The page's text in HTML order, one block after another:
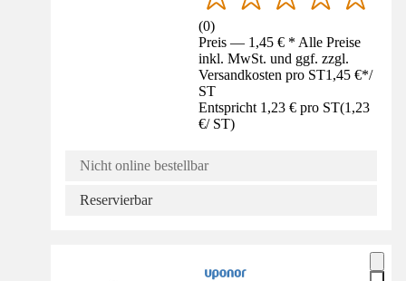
(0)
Preis — 1,45 € * Alle Preise
inkl. MwSt. und ggf. zzgl.
Versandkosten pro ST1,45 €*/
ST
Entspricht 1,23 € pro ST(1,23
€/ ST)
Nicht online bestellbar
Reservierbar